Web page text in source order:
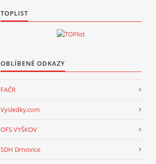
TOPLIST
OBLÍBENÉ ODKAZY
FAČR
Vysledky.com
OFS VYŠKOV
SDH Drnovice